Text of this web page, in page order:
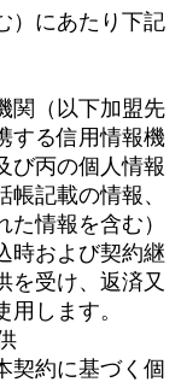
）にあたり下記
関（以下加盟先
する信用情報機
び丙の個人情報
帳記載の情報、
情報を含む）
時および契約継
を受け、返済又
します。
契約に基づく個